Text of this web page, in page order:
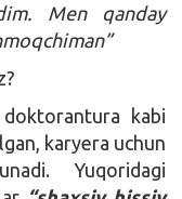
Men qanday
kabi
karyera uchun
Yuqoridagi